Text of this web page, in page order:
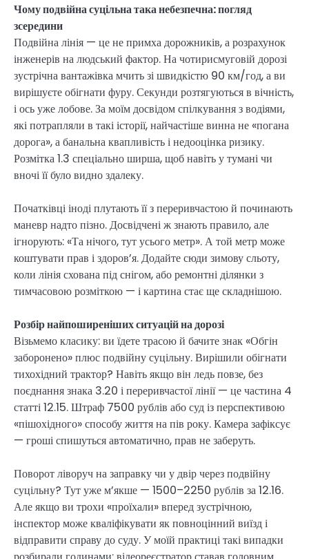
Чому подвійна суцільна така небезпечна: погляд
зсередини
Подвійна лінія — це не примха дорожників, а розрахунок
інженерів на людський фактор. На чотирисмуговій дорозі
зустрічна вантажівка мчить зі швидкістю 90 км/год, а ви
вирішуєте обігнати фуру. Секунди розтягуються в вічність,
і ось уже лобове. За моїм досвідом спілкування з водіями,
які потрапляли в такі історії, найчастіше винна не «погана
дорога», а банальна квапливість і недооцінка ризику.
Розмітка 1.3 спеціально ширша, щоб навіть у тумані чи
вночі її було видно здалеку.
Початківці іноді плутають її з переривчастою й починають
маневр надто пізно. Досвідчені ж знають правило, але
ігнорують: «Та нічого, тут усього метр». А той метр може
коштувати прав і здоров’я. Додайте сюди зимову сльоту,
коли лінія схована під снігом, або ремонтні ділянки з
тимчасовою розміткою — і картина стає ще складнішою.
Розбір найпоширеніших ситуацій на дорозі
Візьмемо класику: ви їдете трасою й бачите знак «Обгін
заборонено» плюс подвійну суцільну. Вирішили обігнати
тихохідний трактор? Навіть якщо він ледь повзе, без
поєднання знака 3.20 і переривчастої лінії — це частина 4
статті 12.15. Штраф 7500 рублів або суд із перспективою
«пішохідного» способу життя на пів року. Камера зафіксує
— гроші спишуться автоматично, прав не заберуть.
Поворот ліворуч на заправку чи у двір через подвійну
суцільну? Тут уже м’якше — 1500–2250 рублів за 12.16.
Але якщо ви трохи «проїхали» вперед зустрічною,
інспектор може кваліфікувати як повноцінний виїзд і
відправити справу до суду. У моїй практиці такі випадки